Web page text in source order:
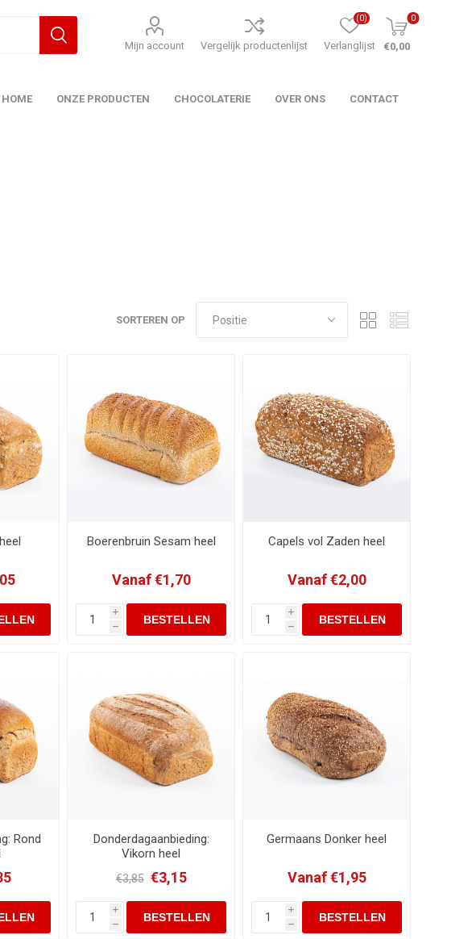
Mijn account Vergelijk productenlijst Verlanglijst
(0) 0
€0,00
HOME ONZE PRODUCTEN CHOCOLATERIE OVER ONS CONTACT
SORTEREN OP
Boerenbruin Sesam heel
Vanaf €1,70
i
h
Capels vol Zaden heel
Vanaf €2,00
i
h
Rond
Donderdagaanbieding:
Vikorn heel
€3,85 €3,15
i
h
Germaans Donker heel
Vanaf €1,95
i
h